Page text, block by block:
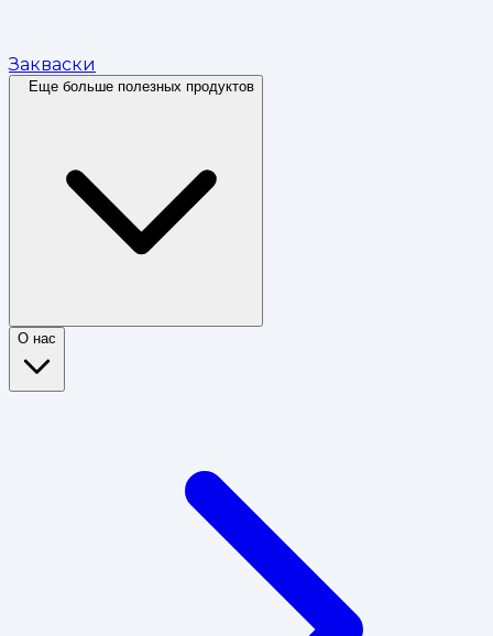
Закваски
Еще больше полезных продуктов
О нас